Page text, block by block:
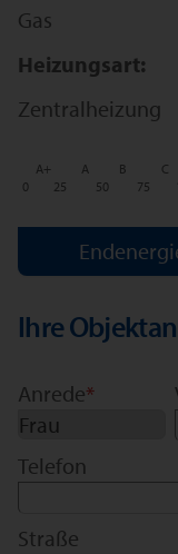
Gas
Heizungsart:
Zentralheizung
A+ A B C
0
25 50 75
Ihre
Anrede*
Telefon
Straße